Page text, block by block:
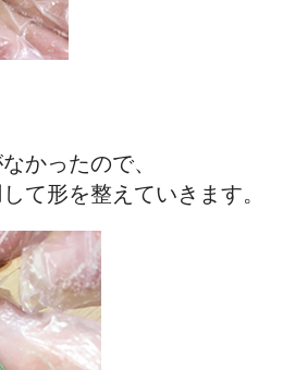
かったので、
て形を整えていきます。